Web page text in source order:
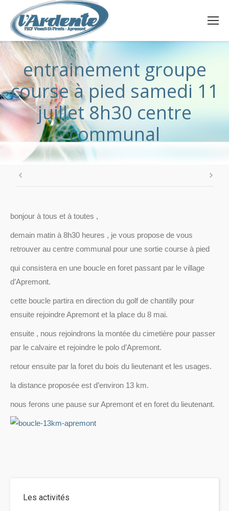
entrainement groupe
course à pied samedi 11
juillet 8h30 centre
communal
bonjour à tous et à toutes ,
demain matin à 8h30 heures , je vous propose de vous
retrouver au centre communal pour une sortie course à pied
qui consistera en une boucle en foret passant par le village
d’Apremont.
cette boucle partira en direction du golf de chantilly pour
ensuite rejoindre Apremont et la place du 8 mai.
ensuite , nous rejoindrons la montée du cimetière pour passer
par le calvaire et rejoindre le polo d’Apremont.
retour ensuite par la foret du bois du lieutenant et les usages.
la distance proposée est d’environ 13 km.
nous ferons une pause sur Apremont et en foret du lieutenant.
Les activités